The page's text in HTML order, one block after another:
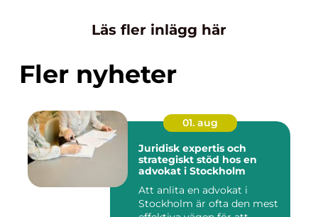
Läs fler inlägg här
Fler nyheter
01. aug
Juridisk expertis och
strategiskt stöd hos en
advokat i Stockholm
Att anlita en advokat i
Stockholm är ofta den mest